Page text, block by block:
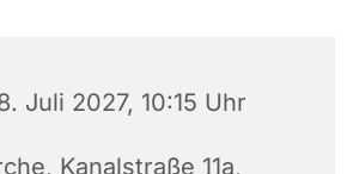
Juli 2027, 10:15 Uhr
Kanalstraße 11a,